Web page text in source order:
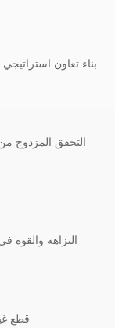
- النزاهة
- قطع